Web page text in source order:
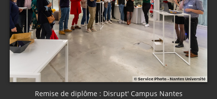
Remise de diplôme : Disrupt' Campus Nantes